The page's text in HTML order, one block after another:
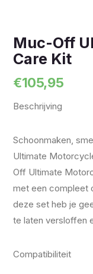
Muc-Off
Care Kit
€105,95
Beschrijving
Schoonmaken,
Ultimate
Off Ultimate
met een compleet
deze set heb je
te laten versloffen
Compatibiliteit